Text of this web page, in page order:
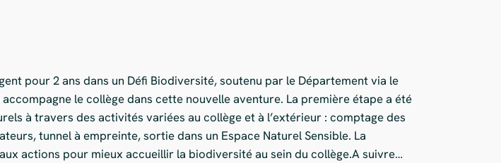
pour 2 ans dans un Défi Biodiversité, soutenu par le Département via le
le collège dans cette nouvelle aventure. La première étape a été
à travers des activités variées au collège et à l’extérieur : comptage des
tunnel à empreinte, sortie dans un Espace Naturel Sensible. La
actions pour mieux accueillir la biodiversité au sein du collège.A suivre…